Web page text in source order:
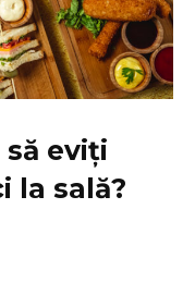
eviți
la sală?